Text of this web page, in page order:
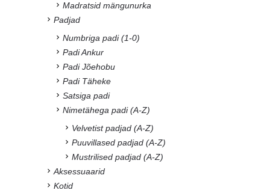
Madratsid mängunurka
Padjad
Numbriga padi (1-0)
Padi Ankur
Padi Jõehobu
Padi Täheke
Satsiga padi
Nimetähega padi (A-Z)
Velvetist padjad (A-Z)
Puuvillased padjad (A-Z)
Mustrilised padjad (A-Z)
Aksessuaarid
Kotid